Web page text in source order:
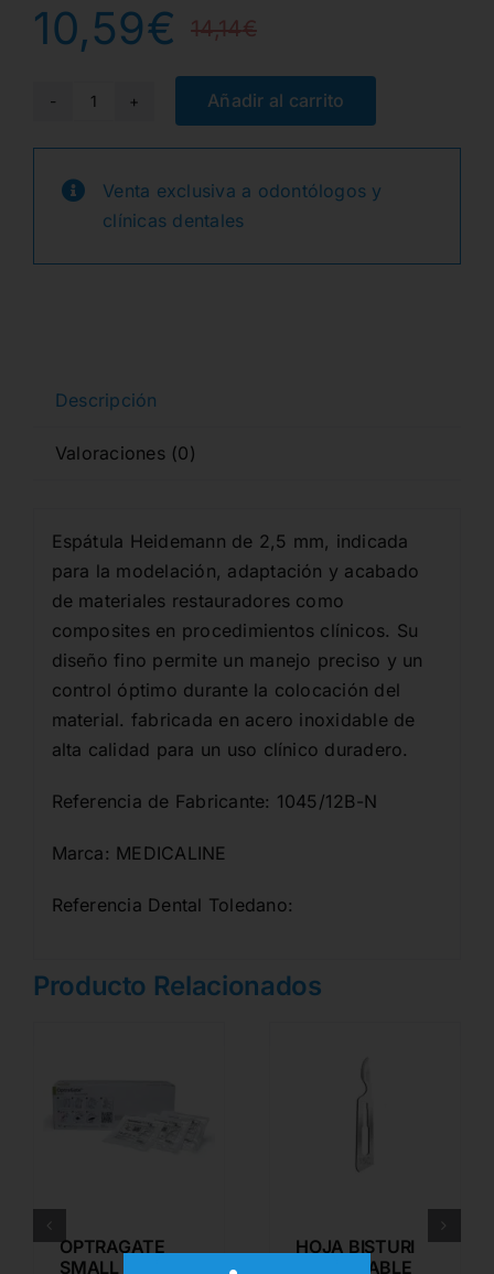
14,14€El
precio
original
era:
14,14€.
10,59€
El
precio
actual
es:
10,59€.
ESPATULA
HEIDEMANN
cantidad
Añadir al carrito
Venta exclusiva a odontólogos y
clínicas dentales
Descripción
Valoraciones (0)
Espátula Heidemann de 2,5 mm, indicada
para la modelación, adaptación y acabado
de materiales restauradores como
composites en procedimientos clínicos. Su
diseño fino permite un manejo preciso y un
control óptimo durante la colocación del
material. fabricada en acero inoxidable de
alta calidad para un uso clínico duradero.
Referencia de Fabricante: 1045/12B-N
Marca: MEDICALINE
Referencia Dental Toledano:
Producto Relacionados
OPTRAGATE
SMALL
HOJA BISTURI
DESECHABLE